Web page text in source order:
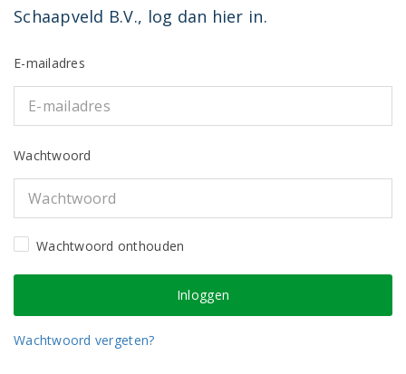
Schaapveld B.V., log dan hier in.
E-mailadres
Wachtwoord
Wachtwoord onthouden
Wachtwoord vergeten?